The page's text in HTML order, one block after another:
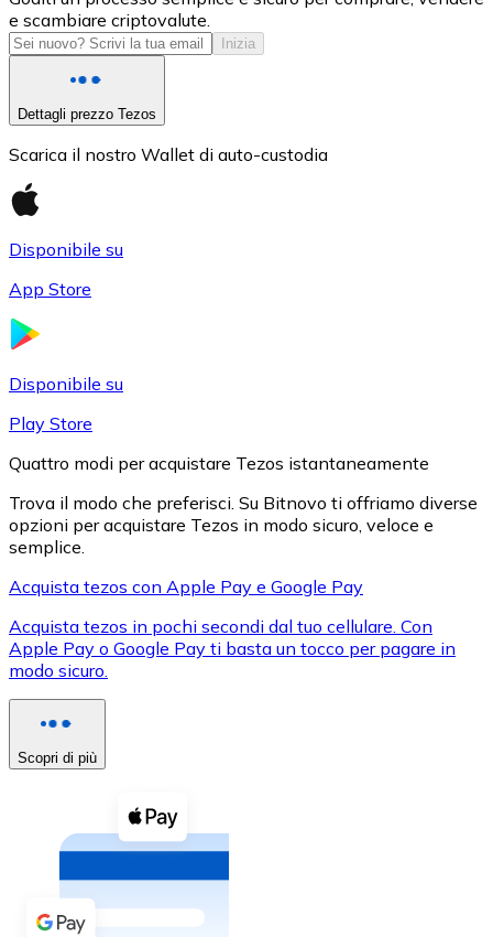
USDC
XRP
XRP
Vedi tutto
Buoni cripto
Acquista criptovalute in contanti e altri mezzi di
Acquista con contanti
Bonifico SEPA
e scambiare criptovalute.
Inizia
Dettagli prezzo Tezos
Scarica il nostro Wallet di auto-custodia
Disponibile su
App Store
Disponibile su
Play Store
Quattro modi per acquistare Tezos istantaneamente
Trova il modo che preferisci. Su Bitnovo ti offriamo diverse
opzioni per acquistare Tezos in modo sicuro, veloce e
semplice.
Acquista tezos con Apple Pay e Google Pay
Acquista tezos in pochi secondi dal tuo cellulare. Con
Apple Pay o Google Pay ti basta un tocco per pagare in
modo sicuro.
Scopri di più